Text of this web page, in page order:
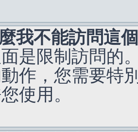
我不能訪問這
是限制訪問的
作，您需要特
使用。